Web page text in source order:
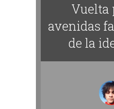
Vuelta
avenidas
de la